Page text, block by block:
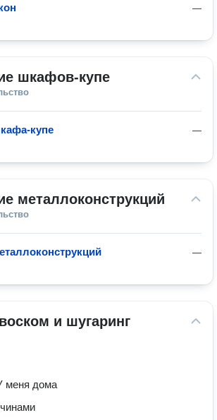
—
шкафов-купе
—
купе
металлоконструкций
—
и шугаринг
меня дома